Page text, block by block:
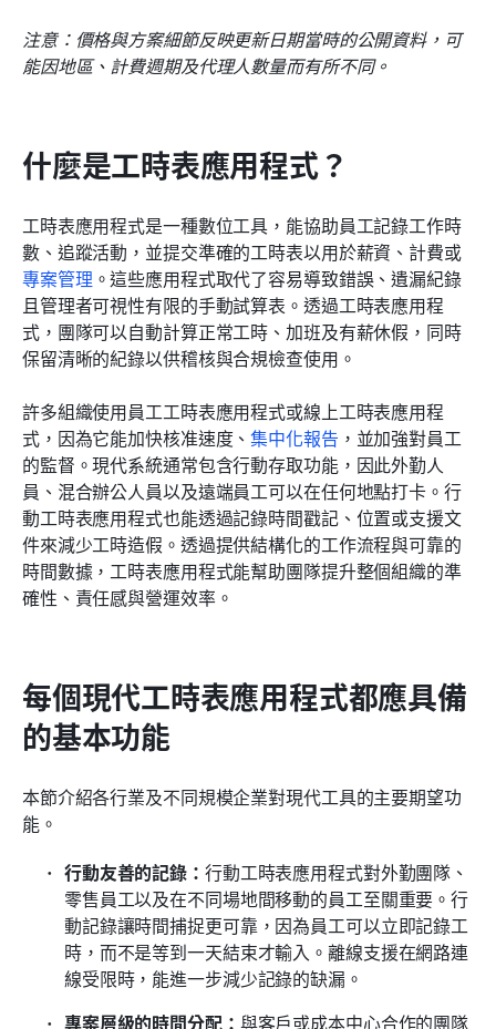
注意：價格與方案細節反映更新日期當時的公開資料，可
能因地區、計費週期及代理人數量而有所不同。
什麼是工時表應用程式？
工時表應用程式是一種數位工具，能協助員工記錄工作時
數、追蹤活動，並提交準確的工時表以用於薪資、計費或
專案管理 。這些應用程式取代了容易導致錯誤、遺漏紀錄
且管理者可視性有限的手動試算表。透過工時表應用程
式，團隊可以自動計算正常工時、加班及有薪休假，同時
保留清晰的紀錄以供稽核與合規檢查使用。
許多組織使用員工工時表應用程式或線上工時表應用程
式，因為它能加快核准速度、集中化報告 ，並加強對員工
的監督。現代系統通常包含行動存取功能，因此外勤人
員、混合辦公人員以及遠端員工可以在任何地點打卡。行
動工時表應用程式也能透過記錄時間戳記、位置或支援文
件來減少工時造假。透過提供結構化的工作流程與可靠的
時間數據，工時表應用程式能幫助團隊提升整個組織的準
確性、責任感與營運效率。
每個現代工時表應用程式都應具備
的基本功能
本節介紹各行業及不同規模企業對現代工具的主要期望功
能。
行動友善的記錄： 行動工時表應用程式對外勤團隊、
零售員工以及在不同場地間移動的員工至關重要。行
動記錄讓時間捕捉更可靠，因為員工可以立即記錄工
時，而不是等到一天結束才輸入。離線支援在網路連
線受限時，能進一步減少記錄的缺漏。
專案層級的時間分配： 與客戶或成本中心合作的團隊